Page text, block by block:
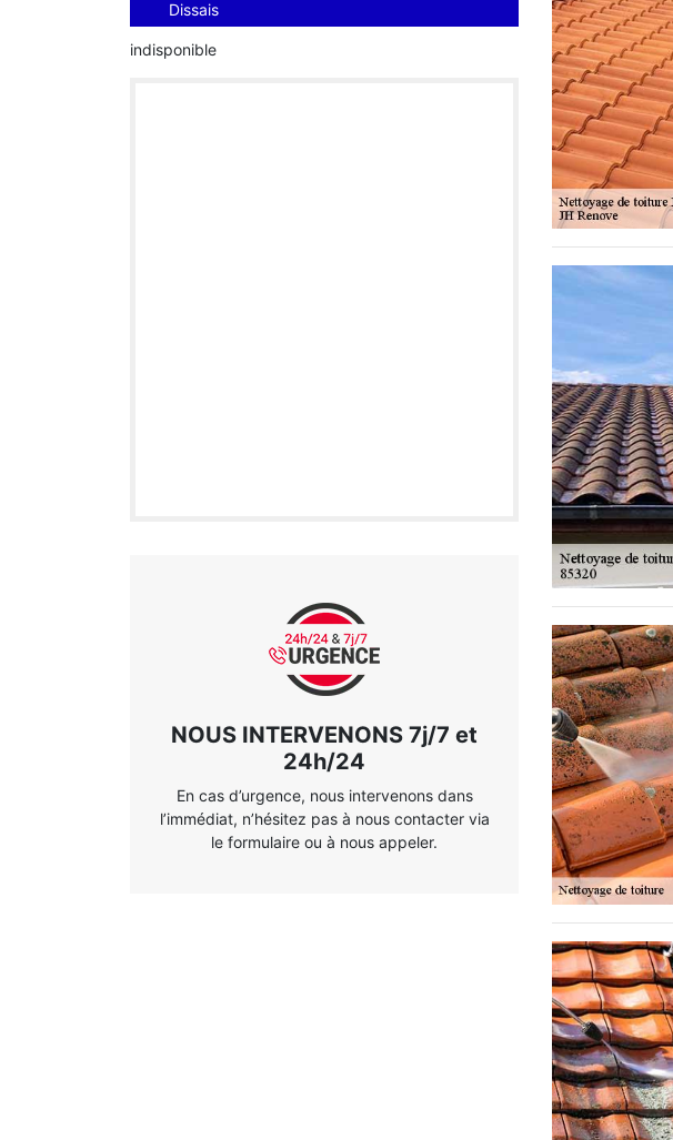
Dissais
indisponible
NOUS INTERVENONS 7j/7 et
24h/24
En cas d’urgence, nous intervenons dans
l’immédiat, n’hésitez pas à nous contacter via
le formulaire ou à nous appeler.